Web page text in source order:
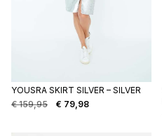
YOUSRA SKIRT SILVER – SILVER
€159,95
Oorspronkelijke
€ 79,98
Huidige